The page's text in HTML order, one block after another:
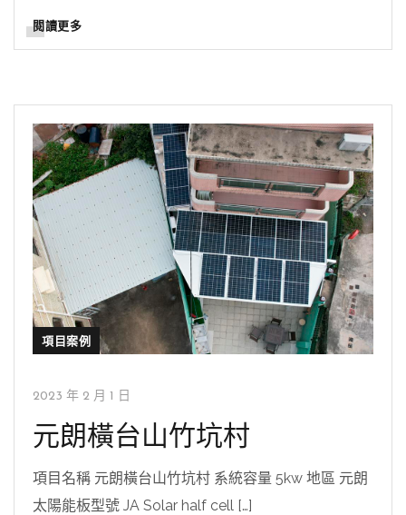
閱讀更多
項目案例
2023 年 2 月 1 日
元朗橫台山竹坑村
項目名稱 元朗橫台山竹坑村 系統容量 5kw 地區 元朗
太陽能板型號 JA Solar half cell […]